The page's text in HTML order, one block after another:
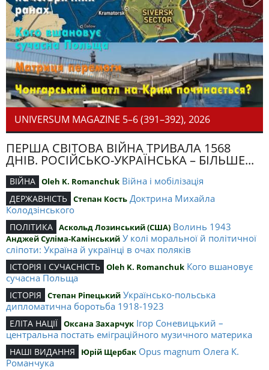
UNIVERSUM MAGAZINE 5–6 (391–392), 2026
ПЕРША СВІТОВА ВІЙНА ТРИВАЛА 1568
ДНІВ. РОСІЙСЬКО-УКРАЇНСЬКА – БІЛЬШЕ...
ВІЙНА Oleh K. Romanchuk Війна і мобілізація
ДЕРЖАВНІСТЬ Степан Кость Доктрина Михайла
Колодзінського
ПОЛІТИКА Аскольд Лозинський (США) Волинь 1943
Анджей Суліма-Камінський У колі моральної й політичної
сліпоти: Україна й українці в очах поляків
ІСТОРІЯ І СУЧАСНІСТЬ Oleh K. Romanchuk Кого вшановує
сучасна Польща
ІСТОРІЯ Степан Ріпецький Українсько-польська
дипломатична боротьба 1918-1923
ЕЛІТА НАЦІЇ Оксана Захарчук Ігор Соневицький –
центральна постать еміграційного музичного материка
НАШІ ВИДАННЯ Юрій Щербак Opus magnum Олега К.
Романчука